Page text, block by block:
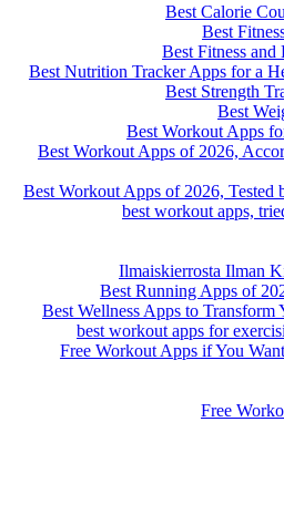
10 Best Workout Apps of 2026,